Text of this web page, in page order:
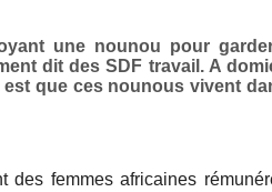
une nounou pour
dit des SDF travail. A
que ces nounous vivent
des femmes africaines